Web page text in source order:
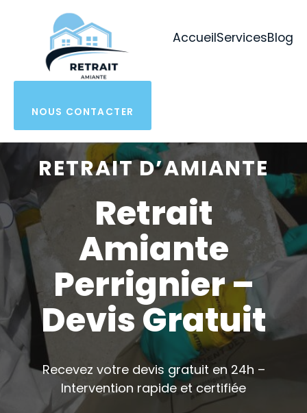
AccueilServicesBlog
NOUS CONTACTER
RETRAIT D’AMIANTE
Retrait
Amiante
Perrignier –
Devis Gratuit
Recevez votre devis gratuit en 24h –
Intervention rapide et certifiée